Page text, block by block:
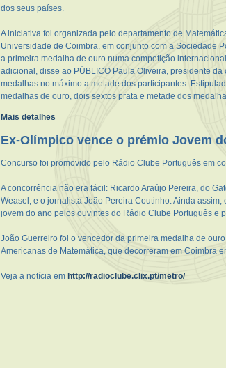
dos seus países.
A iniciativa foi organizada pelo departamento de
Universidade de Coimbra, em conjunto com a Sociedade
a primeira medalha de ouro numa competição
adicional, disse ao PÚBLICO Paula Oliveira, presidente
medalhas no máximo a metade dos participantes.
medalhas de ouro, dois sextos prata e metade dos
Mais detalhes
Ex-Olímpico vence o prémio Jovem
Concurso foi promovido pelo Rádio Clube Português em
A concorrência não era fácil: Ricardo Araújo Pereira, do
Weasel, e o jornalista João Pereira Coutinho. Ainda
jovem do ano pelos ouvintes do Rádio Clube Português e
João Guerreiro foi o vencedor da primeira medalha de
Americanas de Matemática, que decorreram em Coimbra
Veja a notícia em http://radioclube.clix.pt/metro/